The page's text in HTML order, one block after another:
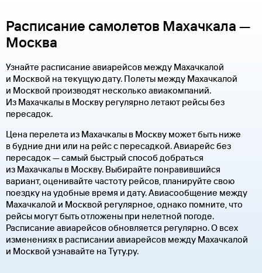
Расписание самолетов Махачкала —
Москва
Узнайте расписание авиарейсов между Махачкалой
и Москвой на текущую дату. Полеты между Махачкалой
и Москвой производят несколько авиакомпаний.
Из Махачкалы в Москву регулярно летают рейсы без
пересадок.
Цена перелета из Махачкалы в Москву может быть ниже
в будние дни или на рейс с пересадкой. Авиарейс без
пересадок — самый быстрый способ добраться
из Махачкалы в Москву. Выбирайте понравившийся
вариант, оценивайте частоту рейсов, планируйте свою
поездку на удобные время и дату. Авиасообщение между
Махачкалой и Москвой регулярное, однако помните, что
рейсы могут быть отложены при нелетной погоде.
Расписание авиарейсов обновляется регулярно. О всех
изменениях в расписании авиарейсов между Махачкалой
и Москвой узнавайте на Туту.ру.